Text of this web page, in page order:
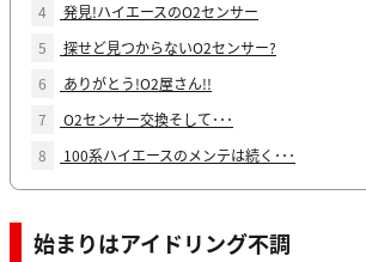
4
発見!ハイエースのO2センサー
5
探せど見つからないO2センサー?
6
ありがとう!O2屋さん!!
7
O2センサー交換そして･･･
8
100系ハイエースのメンテは続く･･･
始まりはアイドリング不調